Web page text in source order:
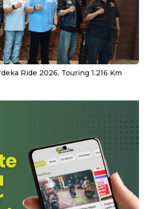
Ride 2026, Touring 1.216 Km